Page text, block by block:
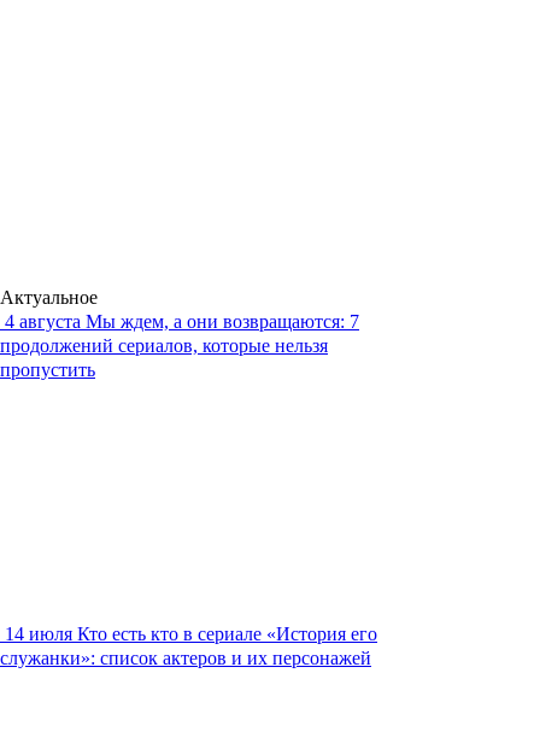
Актуальное
4 августа Мы ждем, а они возвращаются: 7
продолжений сериалов, которые нельзя
пропустить
14 июля Кто есть кто в сериале «История его
служанки»: список актеров и их персонажей